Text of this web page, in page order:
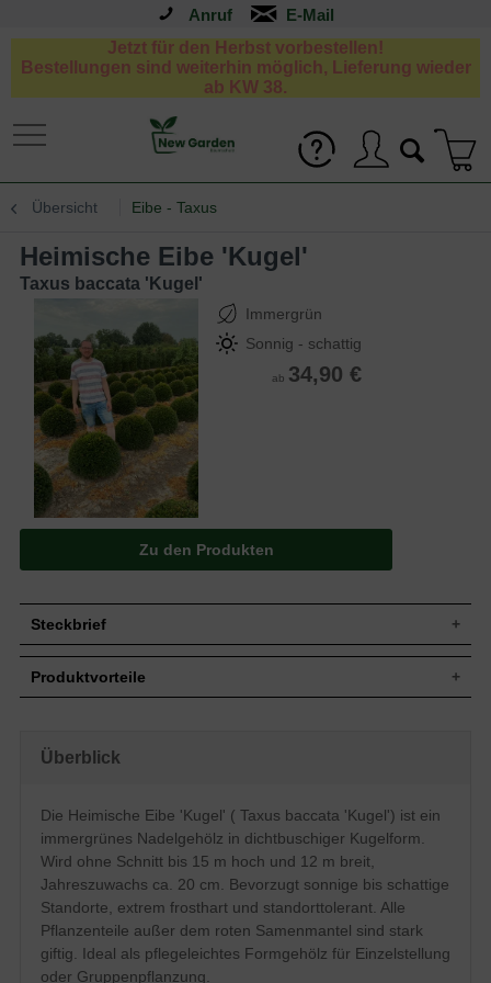
Anruf
Jetzt für den Herbst vorbestellen!
Bestellungen sind weiterhin möglich, Lieferung wieder
ab KW 38.
Übersicht Eibe - Taxus
Heimische Eibe 'Kugel'
Taxus baccata 'Kugel'
Immergrün
Sonnig - schattig
ab 34,90 €
Zu den Produkten
Steckbrief
Zuwachs
Wuchsform
Frucht
Rote Beeren, nicht zum Verzehr geeignet
Blüte
Gelbe Köpfchen, im März und April
Boden
durchlässige und nahrhafte Untergründe,
insgesamt jedoch standorttolerant
Standort
Sonnig bis schattig
Verwendung
Einzelelement, Gruppenbepflanzung,
Alleebereich, Kübelpflanze, Paarelement
Produktvorteile
standorttolerant
verträgt keine extreme Trockenheit
verträgt keine Staunässe
geringer Jahreszuwachs
Überblick
Die Heimische Eibe 'Kugel' ( Taxus baccata 'Kugel') ist ein
immergrünes Nadelgehölz in dichtbuschiger Kugelform.
Wird ohne Schnitt bis 15 m hoch und 12 m breit,
Jahreszuwachs ca. 20 cm. Bevorzugt sonnige bis schattige
Standorte, extrem frosthart und standorttolerant. Alle
Pflanzenteile außer dem roten Samenmantel sind stark
giftig. Ideal als pflegeleichtes Formgehölz für Einzelstellung
oder Gruppenpflanzung.